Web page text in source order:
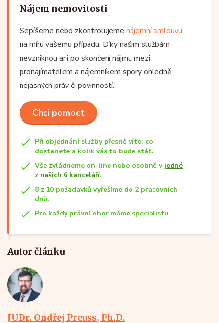
Nájem nemovitosti
Sepíšeme nebo zkontrolujeme nájemní smlouvu
na míru vašemu případu. Díky našim službám
nevzniknou ani po skončení nájmu mezi
pronajímatelem a nájemníkem spory ohledně
nejasných práv či povinností.
Chci pomoct
Při objednání služby přesně víte, co
dostanete a kolik vás to bude stát.
Vše zvládneme on-line nebo osobně v jedné
z našich 6 kanceláří.
8 z 10 požadavků vyřešíme do 2 pracovních
dnů.
Pro každý právní obor máme specialistu.
Autor článku
JUDr. Ondřej Preuss, Ph.D.